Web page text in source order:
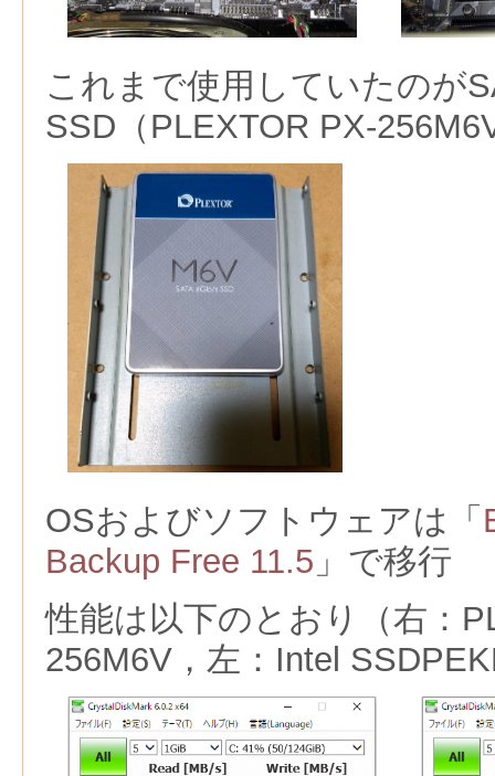
これまで使用していたのが
SSD（PLEXTOR PX-
OSおよびソフトウェアは「
Backup Free 11.5 」で移行
性能は以下のとおり（右：
256M6V，左：Intel